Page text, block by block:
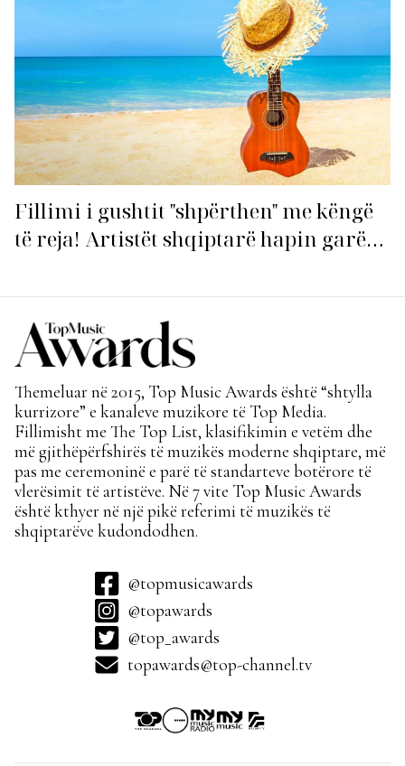
Fillimi i gushtit "shpërthen" me këngë
të reja! Artistët shqiptarë hapin garën
Themeluar në 2015, Top Music Awards është “shtylla
kurrizore” e kanaleve muzikore të Top Media.
Fillimisht me The Top List, klasifikimin e vetëm dhe
më gjithëpërfshirës të muzikës moderne shqiptare, më
pas me ceremoninë e parë të standarteve botërore të
vlerësimit të artistëve. Në 7 vite Top Music Awards
është kthyer në një pikë referimi të muzikës të
shqiptarëve kudondodhen.
@topmusicawards
@topawards
@top_awards
topawards@top-channel.tv